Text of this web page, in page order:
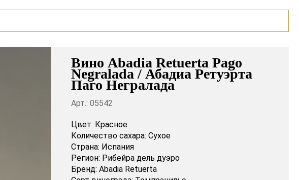
Вино Abadia Retuerta Pago
Negralada / Абадиа Ретуэрта
Паго Негралада
Арт.: 05542
Цвет: Красное
Количество сахара: Сухое
Страна: Испания
Регион: Рибейра дель дуэро
Бренд: Abadia Retuerta